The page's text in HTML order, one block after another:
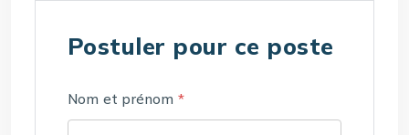
Postuler pour ce poste
Nom et prénom *